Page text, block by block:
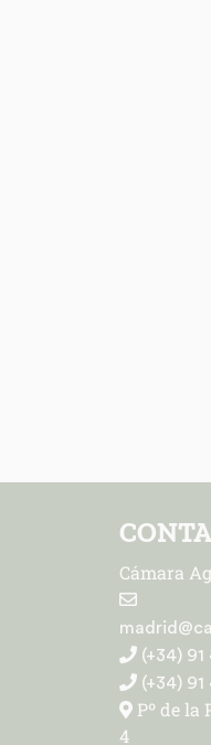
Cámara
(+34) 91
(+34) 91
Pº de la
4